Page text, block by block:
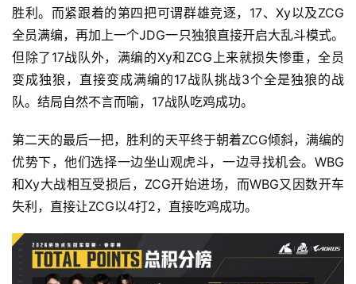
首
页
游
茶
原
创
胜利。而紧跟着的第四把可谓群雄竞逐，17、Xy以及ZCG
全员满编，再加上一个JDG一只独狼直接开启大乱斗模式。
但除了17战队外，满编的Xy和ZCG上来就损失惨重，全员
变成独狼，直接变成满编的17战队挑战3个全是独狼的战
队。结局自然不言而喻，17战队吃鸡成功。
第二天的最后一把，胜利的天平终于朝着ZCG倾斜，满编的
优势下，他们选择一边坐山观虎斗，一边寻找机会。WBG
和Xy大战相互受损后，ZCG开始进场，而WBG又因数开车
失利，直接让ZCG以4打2，直接吃鸡成功。